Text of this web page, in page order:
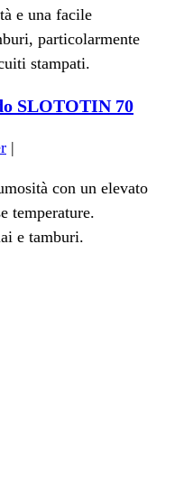
e una facile
particolarmente
stampati.
SLOTOTIN 70
|
con un elevato
temperature.
e tamburi.